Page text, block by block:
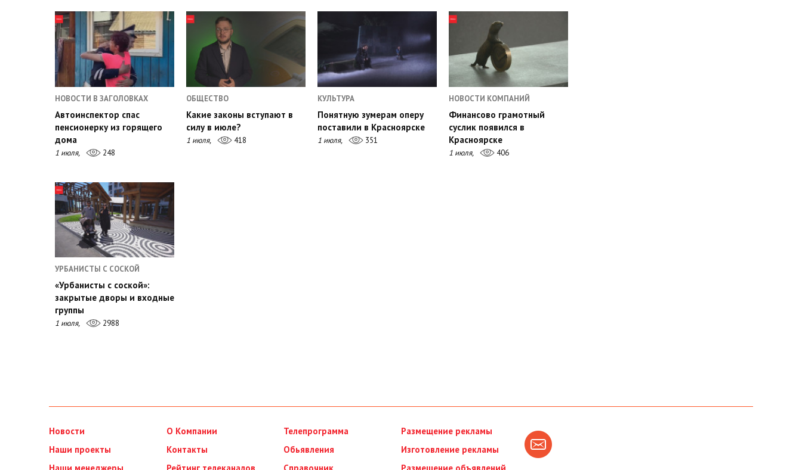
НОВОСТИ В ЗАГОЛОВКАХ
Автоинспектор спас
пенсионерку из горящего
дома
1 июля, 248
ОБЩЕСТВО
Какие законы вступают в
силу в июле?
1 июля, 418
КУЛЬТУРА
Понятную зумерам оперу
поставили в Красноярске
1 июля, 351
НОВОСТИ КОМПАНИЙ
Финансово грамотный
суслик появился в
Красноярске
1 июля, 406
УРБАНИСТЫ С СОСКОЙ
«Урбанисты с соской»:
закрытые дворы и входные
группы
1 июля, 2988
Новости
Наши проекты
О Компании
Контакты
Телепрограмма
Обьявления
Размещение рекламы
Изготовление рекламы